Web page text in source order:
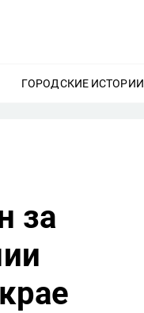
ЕЩЕ
ГОРОДСКИЕ ИСТОРИИ
за